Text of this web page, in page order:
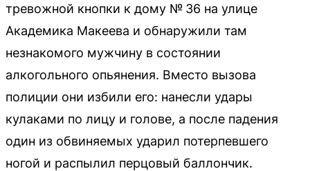
тревожной кнопки к дому № 36 на улице
Академика Макеева и обнаружили там
незнакомого мужчину в состоянии
алкогольного опьянения. Вместо вызова
полиции они избили его: нанесли удары
кулаками по лицу и голове, а после падения
один из обвиняемых ударил потерпевшего
ногой и распылил перцовый баллончик.